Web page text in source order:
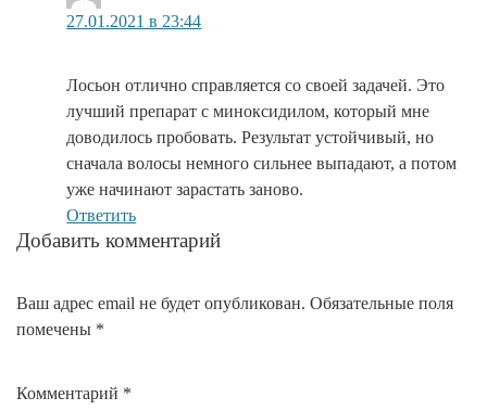
27.01.2021 в 23:44
Лосьон отлично справляется со своей задачей. Это
лучший препарат с миноксидилом, который мне
доводилось пробовать. Результат устойчивый, но
сначала волосы немного сильнее выпадают, а потом
уже начинают зарастать заново.
Ответить
Добавить комментарий
Ваш адрес email не будет опубликован. Обязательные поля
помечены *
Комментарий *